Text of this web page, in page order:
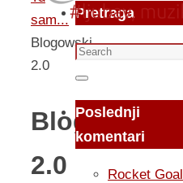
sam...
Blogowski
2.0
Blogowski
2.0
Pretraga
Search
for:
Search
Poslednji
komentari
Rocket Goal